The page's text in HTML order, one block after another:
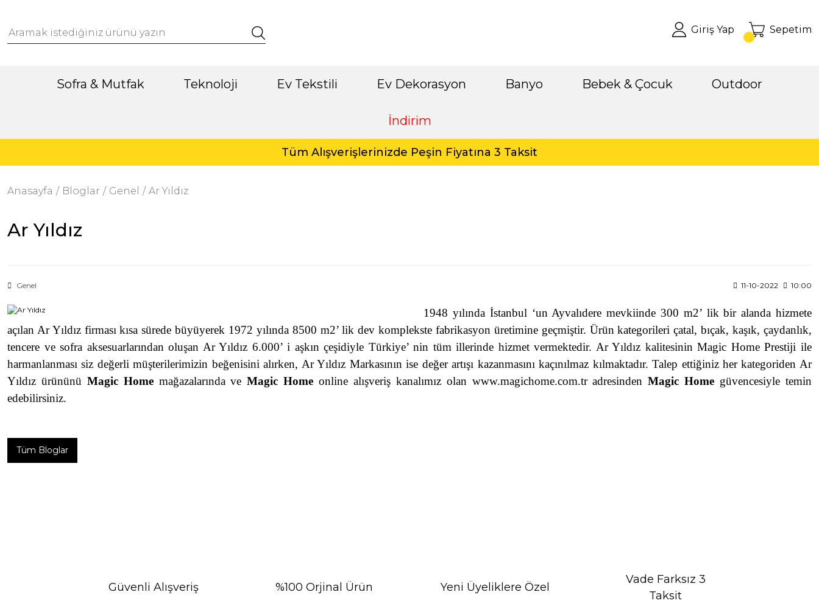
Giriş Yap Sepetim
Sofra & Mutfak Teknoloji Ev Tekstili Ev Dekorasyon Banyo Bebek & Çocuk Outdoor
İndirim
Tüm Alışverişlerinizde Peşin Fiyatına 3 Taksit
Anasayfa Bloglar Genel Ar Yıldız
Ar Yıldız
Genel 11-10-2022 10:00
1948 yılında İstanbul ‘un Ayvalıdere mevkiinde 300 m2’ lik bir alanda hizmete
açılan Ar Yıldız firması kısa sürede büyüyerek 1972 yılında 8500 m2’ lik dev komplekste fabrikasyon üretimine geçmiştir. Ürün kategorileri çatal, bıçak, kaşık, çaydanlık,
tencere ve sofra aksesuarlarından oluşan Ar Yıldız 6.000’ i aşkın çeşidiyle Türkiye’ nin tüm illerinde hizmet vermektedir. Ar Yıldız kalitesinin Magic Home Prestiji ile
harmanlanması siz değerli müşterilerimizin beğenisini alırken, Ar Yıldız Markasının ise değer artışı kazanmasını kaçınılmaz kılmaktadır. Talep ettiğiniz her kategoriden Ar
Yıldız ürününü Magic Homemağazalarında veMagic Home online alışveriş kanalımız olan www.magichome.com.tradresindenMagic Home güvencesiyle temin
edebilirsiniz.
Tüm Bloglar
Güvenli Alışveriş %100 Orjinal Ürün Yeni Üyeliklere Özel
Vade Farksız 3
Taksit